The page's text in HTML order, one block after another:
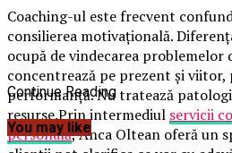
Coaching-ul este frecvent
consilierea motivațională.
ocupă de vindecarea
concentrează pe prezent și viitor,
performanță. Nu tratează
resurse.Prin intermediul servicii
personală, Anca Oltean oferă un
Continue Reading
You may like